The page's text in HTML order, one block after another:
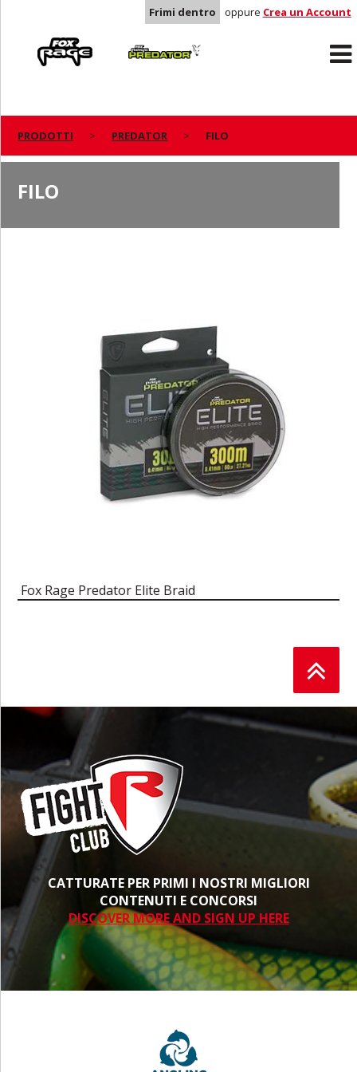
Frimi dentro oppure Crea un Account
Predator
PRODOTTI PREDATOR FILO
FILO
Fox Rage Predator Elite Braid
CATTURATE PER PRIMI I NOSTRI MIGLIORI
CONTENUTI E CONCORSI
DISCOVER MORE AND SIGN UP HERE